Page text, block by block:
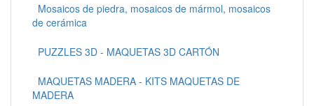
Mosaicos de piedra, mosaicos de mármol, mosaicos
de cerámica
PUZZLES 3D - MAQUETAS 3D CARTÓN
MAQUETAS MADERA - KITS MAQUETAS DE
MADERA